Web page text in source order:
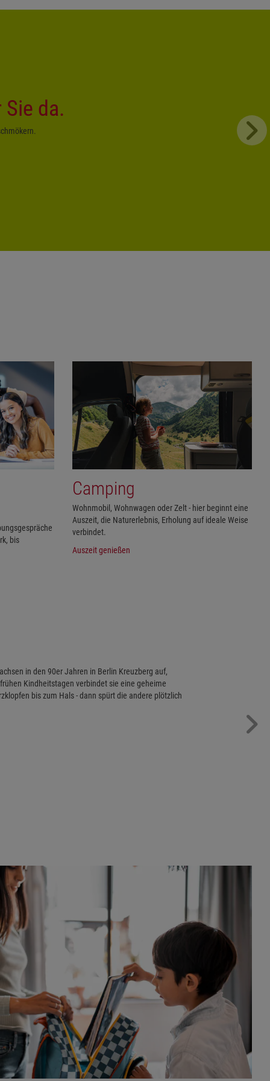
da.
bis
Camping
Wohnmobil, Wohnwagen oder Zelt - hier beginnt eine
Auszeit, die Naturerlebnis, Erholung auf ideale Weise
verbindet.
Auszeit genießen
in den 90er Jahren in Berlin Kreuzberg auf,
Kindheitstagen verbindet sie eine geheime
bis zum Hals - dann spürt die andere plötzlich